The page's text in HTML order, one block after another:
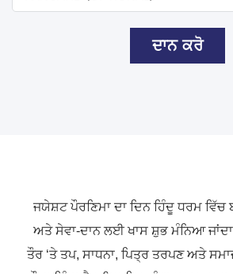
ਦਾਨ ਕਰੋ
ਜਯੇਸ਼ਟ ਪੌਰਣਿਮਾ ਦਾ ਦਿਨ ਹਿੰਦੂ ਧਰਮ ਵਿੱਚ
ਅਤੇ ਸੇਵਾ-ਦਾਨ ਲਈ ਖਾਸ ਸ਼ੁਭ ਮੰਨਿਆ
ਤੌਰ ‘ਤੇ ਤਪ, ਸਾਧਨਾ, ਪਿਤ੍ਰ ਤਰਪਣ ਅਤੇ